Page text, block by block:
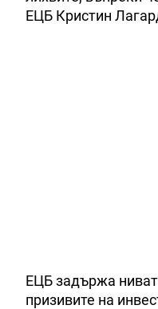
ЕЦБ Кристин
ЕЦБ задържа
призивите на